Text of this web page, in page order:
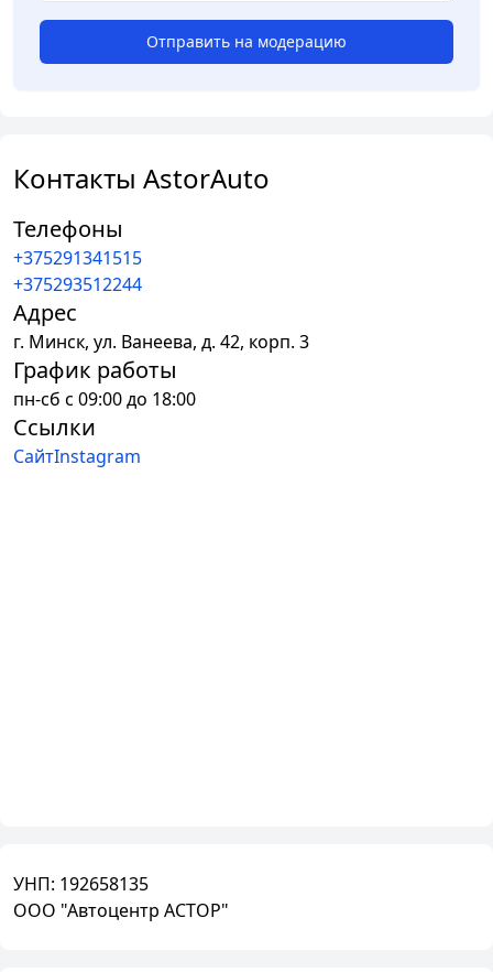
Отправить на модерацию
Контакты AstorAuto
Телефоны
+375291341515
+375293512244
Адрес
г. Минск, ул. Ванеева, д. 42, корп. 3
График работы
пн-сб с 09:00 до 18:00
Ссылки
СайтInstagram
УНП: 192658135
ООО "Автоцентр АСТОР"